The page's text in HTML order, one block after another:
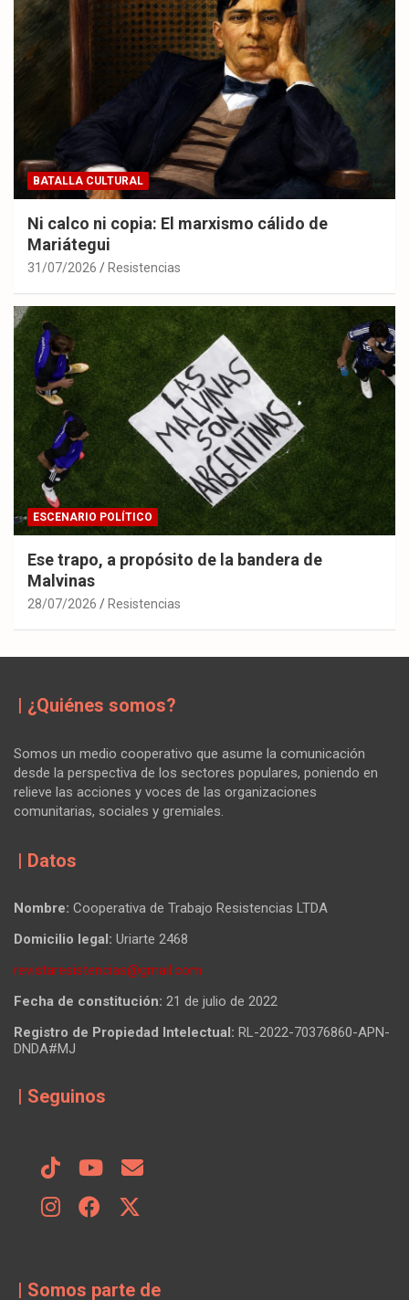
BATALLA CULTURAL
Ni calco ni copia: El marxismo cálido de
Mariátegui
31/07/2026 Resistencias
ESCENARIO POLÍTICO
Ese trapo, a propósito de la bandera de
Malvinas
28/07/2026 Resistencias
| ¿Quiénes somos?
Somos un medio cooperativo que asume la comunicación
desde la perspectiva de los sectores populares, poniendo en
relieve las acciones y voces de las organizaciones
comunitarias, sociales y gremiales.
| Datos
Nombre: Cooperativa de Trabajo Resistencias LTDA
Domicilio legal: Uriarte 2468
revistaresistencias@gmail.com
Fecha de constitución: 21 de julio de 2022
Registro de Propiedad Intelectual: RL-2022-70376860-APN-
DNDA#MJ
| Seguinos
| Somos parte de